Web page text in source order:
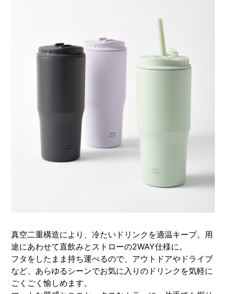
真空二重構造により、冷たいドリンクを適温キープ。用
途にあわせて直飲みとストローの2WAY仕様に。
フタをしたまま持ち運べるので、アウトドアやドライブ
など、あらゆるシーンでお気に入りのドリンクを気軽に
ごくごく愉しめます。